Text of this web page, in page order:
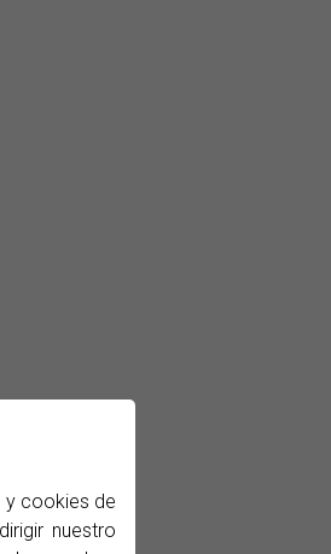
y cookies de
nuestro